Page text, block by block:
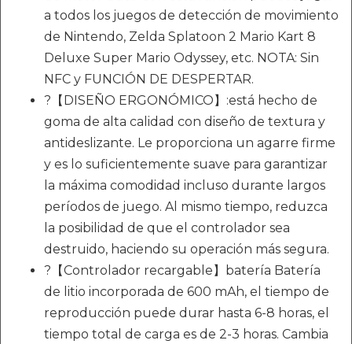
a todos los juegos de detección de movimiento
de Nintendo, Zelda Splatoon 2 Mario Kart 8
Deluxe Super Mario Odyssey, etc. NOTA: Sin
NFC y FUNCIÓN DE DESPERTAR.
?【DISEÑO ERGONÓMICO】:está hecho de
goma de alta calidad con diseño de textura y
antideslizante. Le proporciona un agarre firme
y es lo suficientemente suave para garantizar
la máxima comodidad incluso durante largos
períodos de juego. Al mismo tiempo, reduzca
la posibilidad de que el controlador sea
destruido, haciendo su operación más segura.
?【Controlador recargable】batería Batería
de litio incorporada de 600 mAh, el tiempo de
reproducción puede durar hasta 6-8 horas, el
tiempo total de carga es de 2-3 horas. Cambia